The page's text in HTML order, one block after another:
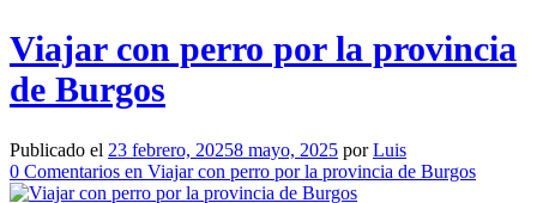
Viajar con perro por la provincia
de Burgos
Publicado el 23 febrero, 20258 mayo, 2025 por Luis
0 Comentarios en Viajar con perro por la provincia de Burgos